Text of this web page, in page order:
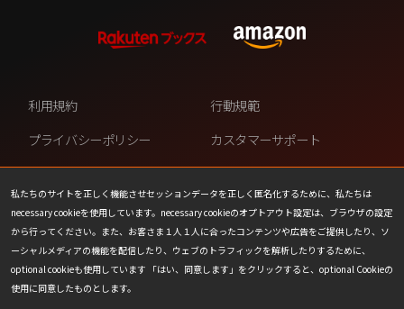
私たちのサイトを正しく機能させセッションデータを正しく匿名化するために、私たちは
necessary cookieを使用しています。necessary cookieのオプトアウト設定は、ブラウザの設定
から行ってください。また、お客さま１人１人に合ったコンテンツや広告をご提供したり、ソ
ーシャルメディアの機能を配信したり、ウェブのトラフィックを解析したりするために、
optional cookieも使用しています 「はい、同意します」をクリックすると、optional Cookieの
使用に同意したものとします。
利用規約
行動規範
プライバシーポリシー
カスタマーサポート
ファンコンテンツ・ポリシー
個人情報の販売や共有を許可し
ない
COOKIE
プレスリリース
会社情報
お問い合わせ